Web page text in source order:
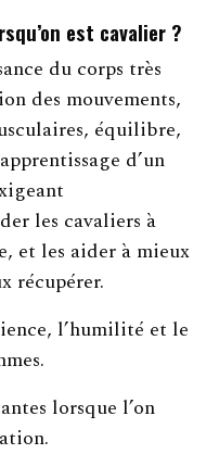
est cavalier ?
du corps très
des mouvements,
équilibre,
d’un
les cavaliers à
et les aider à mieux
récupérer.
l’humilité et le
lorsque l’on